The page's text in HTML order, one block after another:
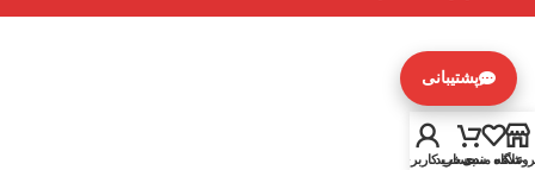
علاقه مندیسبد خرید
حساب کاربری من
پشتیبانی